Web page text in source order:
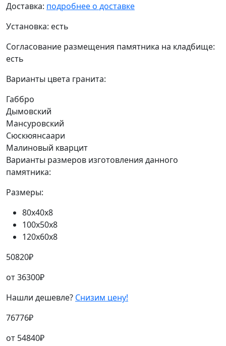
Доставка: подробнее о доставке
Установка: есть
Согласование размещения памятника на кладбище:
есть
Варианты цвета гранита:
Габбро
Дымовский
Мансуровский
Сюскюянсаари
Малиновый кварцит
Варианты размеров изготовления данного
памятника:
Размеры:
80х40х8
100х50х8
120х60х8
50820₽
от36300₽
Нашли дешевле? Снизим цену!
76776₽
от 54840₽